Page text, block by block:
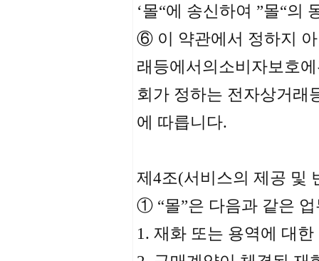
‘몰“에 송신하여 ”몰“의
⑥ 이 약관에서 정하지
래등에서의소비자보호
회가 정하는 전자상거래
에 따릅니다.
제4조(서비스의 제공 및
① “몰”은 다음과 같은
1. 재화 또는 용역에 대